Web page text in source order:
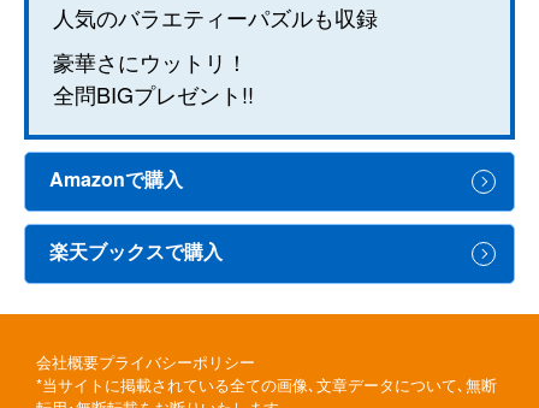
人気のバラエティーパズルも収録
豪華さにウットリ！
全問BIGプレゼント!!
Amazonで購入
楽天ブックスで購入
会社概要プライバシーポリシー
*当サイトに掲載されている全ての画像､文章データについて､無断